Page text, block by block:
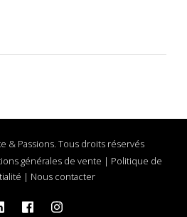
& Passions. Tous droits réservés
générales de vente | Politique de
| Nous contacter